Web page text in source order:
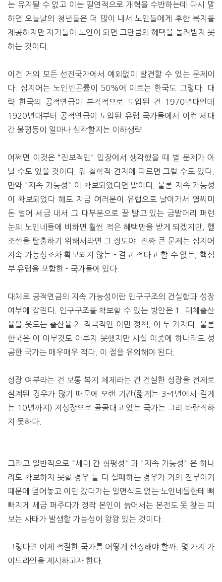
는 유지될 수 없고 이는 필연적으로 개혁을 수반하는데 다시 말
하면 오늘날의 청년들은 더 많이 내서 노인들에게 후한 복지를
제공하지만 자기들이 노인이 되면 그만큼의 혜택을 돌려받지 못
하는 것이다.
이건 거의 모든 선진국가에서 예외없이 발견할 수 있는 문제이
다. 심지어는 노인빈곤률이 50%에 이르는 한국도 그렇다. 대
략 한국의 공적연금이 본격적으로 도입된 건 1970년대인데
1920년대부터 공적연금이 도입된 유럽 국가들에서 이런 세대
간 불평등이 얼마나 심각할지는 이하생략.
어쩌면 이것은 "진보적인" 입장에서 생각했을 때 별 문제가 아
닐 수도 있을 것이다. 뭐 철학적 견지에 따르면 그럴 수도 있다.
만약 "지속 가능성" 이 확보되었다면 말이다. 물론 지속 가능성
이 확보되었다 해도 지금 여러분이 유럽으로 날아가서 열씨미
돈 벌어 세금 내서 그 대부분으로 꿀 빨고 있는 금발머리 퍼런
눈의 노인네들에 비하면 훨씬 적은 혜택만을 받게 되겠지만, 헬
조센을 탈출하기 위해서라면 그 정도야. 진짜 큰 문제는 심지어
지속 가능성조차 확보되지 않는 - 결코 적다고 할 수 없는, 핵심
부 유럽을 포함한 - 국가들에 있다.
대체로 공적연금의 지속 가능성이란 인구구조의 건실함과 성장
여부에 갈린다. 인구구조를 확보할 수 있는 방안은 1. 대체출산
율을 웃도는 출산율 2. 적극적인 이민 정책. 이 두 가지다. 물론
한국은 이 아무것도 이루지 못했지만 사실 이중에 하나라도 성
공한 국가는 매우매우 적다. 이 점을 유의해야 된다.
성장 여부라는 건 보통 복지 체제라는 건 건실한 성장을 전제로
설계된 경우가 많기 때문에 오랜 기간(짧게는 3-4년에서 길게
는 10년까지) 저성장으로 골골대고 있는 국가는 그리 바람직하
지 못하다.
그리고 일반적으로 "세대 간 형평성" 과 "지속 가능성" 은 하나
라도 확보하지 못할 경우 둘 다 실패하는 경우가 거의 전부이기
때문에 덮어놓고 이민 갔다가는 일면식도 없는 노인네들한테 뼈
빠지게 세금 퍼주다가 정작 본인이 늙어서는 본전도 못 찾는 피
보는 사태가 발생할 가능성이 왕왕 있는 것이다.
그렇다면 이제 적절한 국가를 어떻게 선정해야 할까. 몇 가지 가
이드라인을 제시하고자 한다.